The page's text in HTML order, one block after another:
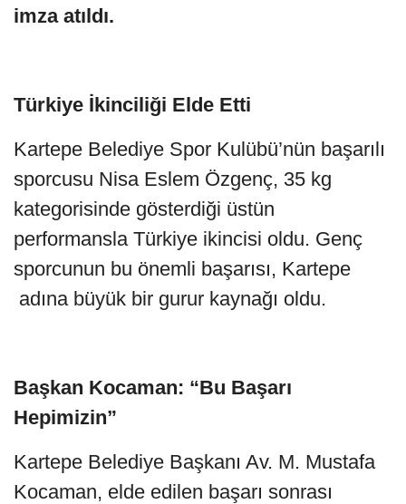
imza atıldı.
Türkiye İkinciliği Elde Etti
Kartepe Belediye Spor Kulübü’nün başarılı
sporcusu Nisa Eslem Özgenç, 35 kg
kategorisinde gösterdiği üstün
performansla Türkiye ikincisi oldu. Genç
sporcunun bu önemli başarısı, Kartepe
adına büyük bir gurur kaynağı oldu.
Başkan Kocaman: “Bu Başarı
Hepimizin”
Kartepe Belediye Başkanı Av. M. Mustafa
Kocaman, elde edilen başarı sonrası